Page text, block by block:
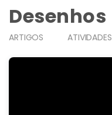
Desenhos
ARTIGOS ATIVIDADES